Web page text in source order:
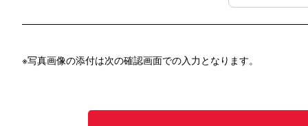
※写真画像の添付は次の確認画面での入力となります。